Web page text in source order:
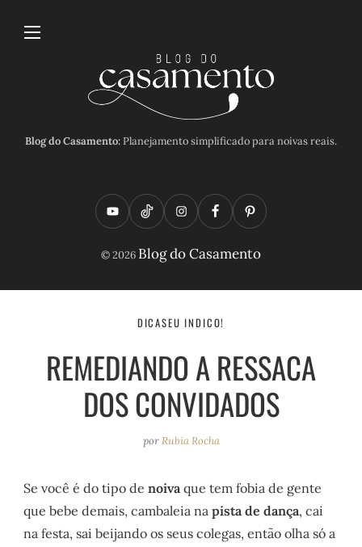
Blog do Casamento:Planejamento simplificado para noivas reais.
Y
o
t
e
T
i
t
o
I
n
t
a
a
m
F
a
e
b
o
k
P
i
t
e
s
t
© 2026 Blog do Casamento
DICASEU INDICO!
REMEDIANDO A RESSACA
DOS CONVIDADOS
porRubia Rocha
Se você é do tipo denoiva que tem fobia de gente
que bebe demais, cambaleia napista de dança, cai
na festa, sai beijando os seus colegas, então olha só a